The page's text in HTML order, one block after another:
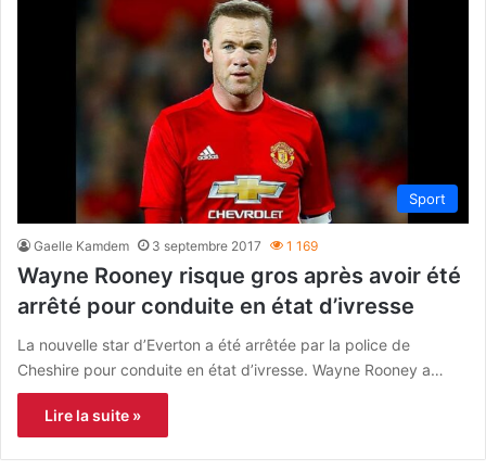
Sport
Gaelle Kamdem 3 septembre 2017 1 169
Wayne Rooney risque gros après avoir été
arrêté pour conduite en état d’ivresse
La nouvelle star d’Everton a été arrêtée par la police de
Cheshire pour conduite en état d’ivresse. Wayne Rooney a…
Lire la suite »